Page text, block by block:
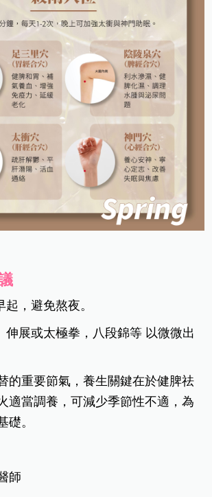
，避免熬夜。
伸展或太極拳，八段錦等 以微微出
的重要節氣，養生關鍵在於健脾祛
適當調養，可減少季節性不適，為
礎。
師